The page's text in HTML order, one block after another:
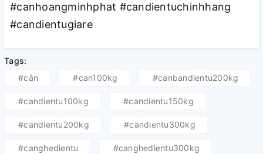
#canhoangminhphat #candientuchinhhang
#candientugiare
Tags:
#cân
#can100kg #canbandientu200kg
#candientu100kg #candientu150kg
#candientu200kg #candientu300kg
#canghedientu #canghedientu300kg